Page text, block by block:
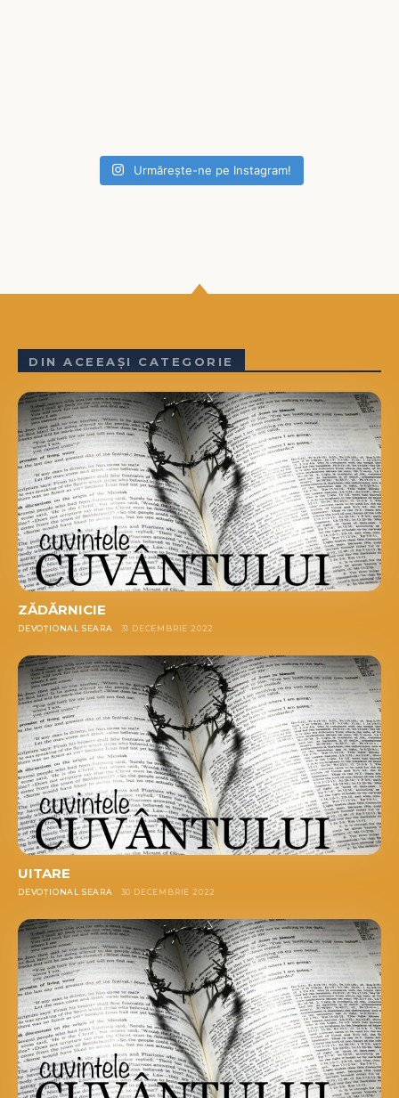
Urmărește-ne pe Instagram!
DIN ACEEAȘI CATEGORIE
ZĂDĂRNICIE
DEVOȚIONAL SEARA 31 DECEMBRIE 2022
UITARE
DEVOȚIONAL SEARA 30 DECEMBRIE 2022